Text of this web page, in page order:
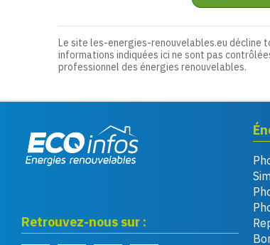
Le site les-energies-renouvelables.eu décline
informations indiquées ici ne sont pas
professionnel des énergies renouvelables.
Retrouvez-nous sur :